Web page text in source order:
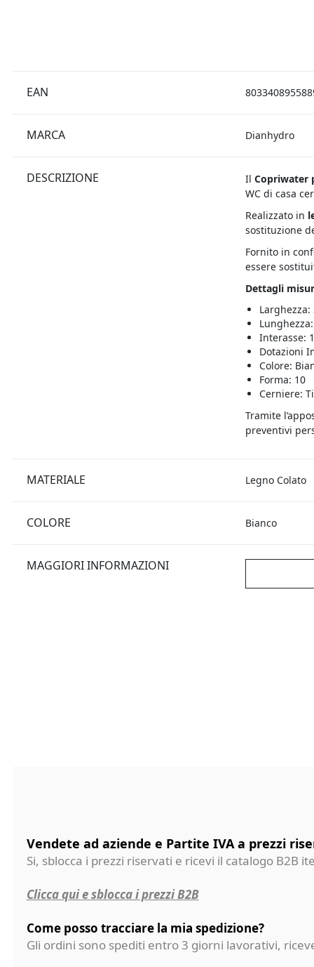
EAN
MARCA Dianhydro
DESCRIZIONE Il Copriwater
WC di casa
Realizzato in
sostituzione
Fornito in
essere
Dettagli
Larghezza:
Interasse:
Dotazioni
Colore:
Forma: 10
Cerniere:
Tramite
preventivi
MATERIALE Legno Colato
COLORE Bianco
MAGGIORI INFORMAZIONI
Vendete ad aziende e Partite IVA a prezzi
Si, sblocca i prezzi riservati e ricevi il catalogo B2B
Clicca qui e sblocca i prezzi B2B
Come posso tracciare la mia spedizione?
Gli ordini sono spediti entro 3 giorni lavorativi,